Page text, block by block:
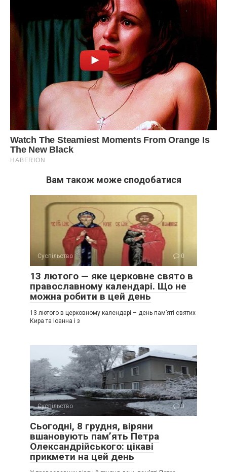
Вам також може сподобатися
Суспільство 0
13 лютого — яке церковне свято в
православному календарі. Що не
можна робити в цей день
13 лютого в церковному календарі – день пам’яті святих
Кира та Іоанна і з
Суспільство 0
Сьогодні, 8 грудня, віряни
вшановують пам’ять Петра
Олександрійського: цікаві
прикмети на цей день